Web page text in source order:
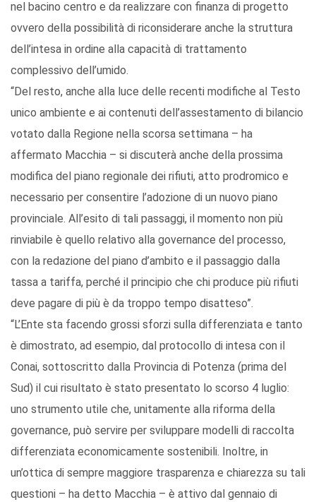
nel bacino centro e da realizzare con finanza di progetto
ovvero della possibilità di riconsiderare anche la struttura
dell’intesa in ordine alla capacità di trattamento
complessivo dell’umido.
“Del resto, anche alla luce delle recenti modifiche al Testo
unico ambiente e ai contenuti dell’assestamento di bilancio
votato dalla Regione nella scorsa settimana – ha
affermato Macchia – si discuterà anche della prossima
modifica del piano regionale dei rifiuti, atto prodromico e
necessario per consentire l’adozione di un nuovo piano
provinciale. All’esito di tali passaggi, il momento non più
rinviabile è quello relativo alla governance del processo,
con la redazione del piano d’ambito e il passaggio dalla
tassa a tariffa, perché il principio che chi produce più rifiuti
deve pagare di più è da troppo tempo disatteso”.
“L’Ente sta facendo grossi sforzi sulla differenziata e tanto
è dimostrato, ad esempio, dal protocollo di intesa con il
Conai, sottoscritto dalla Provincia di Potenza (prima del
Sud) il cui risultato è stato presentato lo scorso 4 luglio:
uno strumento utile che, unitamente alla riforma della
governance, può servire per sviluppare modelli di raccolta
differenziata economicamente sostenibili. Inoltre, in
un’ottica di sempre maggiore trasparenza e chiarezza su tali
questioni – ha detto Macchia – è attivo dal gennaio di